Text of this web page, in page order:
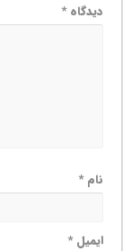
دیدگاه*
نام*
ایمیل*